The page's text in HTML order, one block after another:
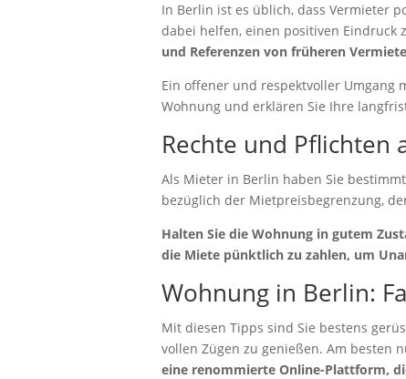
In Berlin ist es üblich, dass Vermieter
dabei helfen, einen positiven Eindruck
und Referenzen von früheren
Ein offener und respektvoller Umgang
Wohnung und erklären Sie Ihre
Rechte und Pflichten
Als Mieter in Berlin haben Sie
bezüglich der Mietpreisbegrenzung,
Halten Sie die Wohnung in gutem
die Miete pünktlich zu zahlen, um
Wohnung in Berlin:
Mit diesen Tipps sind Sie bestens
vollen Zügen zu genießen. Am besten
eine renommierte Online-Plattform,